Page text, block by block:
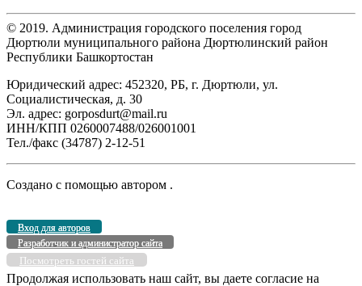
© 2019. Администрация городского поселения город
Дюртюли муниципального района Дюртюлинский район
Республики Башкортостан
Юридический адрес: 452320, РБ, г. Дюртюли, ул.
Социалистическая, д. 30
Эл. адрес: gorposdurt@mail.ru
ИНН/КПП 0260007488/026001001
Тел./факс (34787) 2-12-51
Создано с помощью автором .
Вход для авторов
Разработчик и администратор сайта
Посмотреть гостей сайта
Продолжая использовать наш сайт, вы даете согласие на